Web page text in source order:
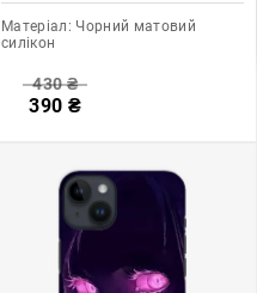
Матеріал: Чорний матовий
силікон
430₴
390 ₴